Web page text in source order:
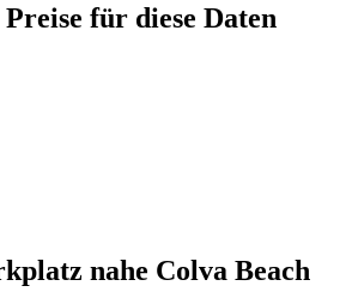
für diese Daten
nahe Colva Beach